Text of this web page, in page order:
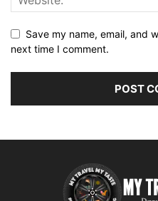
Save my name, email, and
next time I comment.